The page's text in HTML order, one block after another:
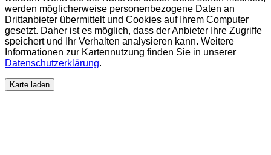
werden möglicherweise personenbezogene Daten an
Drittanbieter übermittelt und Cookies auf Ihrem Computer
gesetzt. Daher ist es möglich, dass der Anbieter Ihre Zugriffe
speichert und Ihr Verhalten analysieren kann. Weitere
Informationen zur Kartennutzung finden Sie in unserer
Datenschutzerklärung.
Karte laden